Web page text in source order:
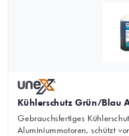
Kühlerschutz Grün/Blau
Gebrauchsfertiges
Aluminiummotoren, schützt